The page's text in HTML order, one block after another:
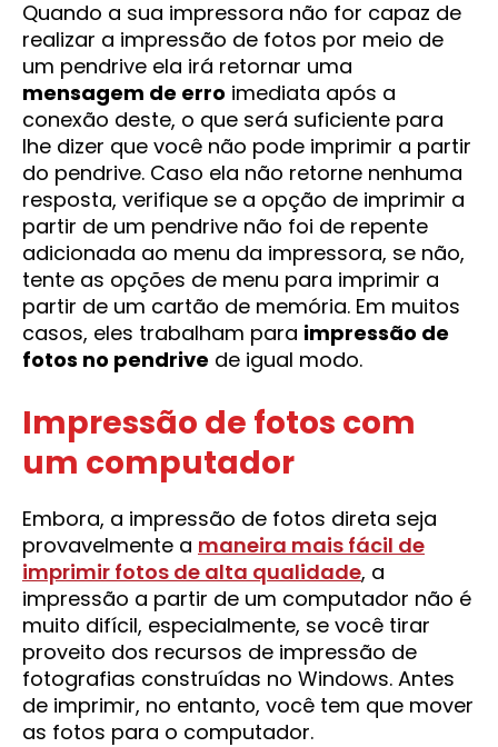
Quando a sua impressora não for capaz de
realizar a impressão de fotos por meio de
um pendrive ela irá retornar uma
mensagem de erro imediata após a
conexão deste, o que será suficiente para
lhe dizer que você não pode imprimir a partir
do pendrive. Caso ela não retorne nenhuma
resposta, verifique se a opção de imprimir a
partir de um pendrive não foi de repente
adicionada ao menu da impressora, se não,
tente as opções de menu para imprimir a
partir de um cartão de memória. Em muitos
casos, eles trabalham para impressão de
fotos no pendrive de igual modo.
Impressão de fotos com
um computador
Embora, a impressão de fotos direta seja
provavelmente a maneira mais fácil de
imprimir fotos de alta qualidade, a
impressão a partir de um computador não é
muito difícil, especialmente, se você tirar
proveito dos recursos de impressão de
fotografias construídas no Windows. Antes
de imprimir, no entanto, você tem que mover
as fotos para o computador.